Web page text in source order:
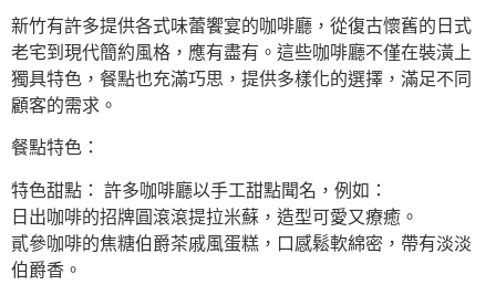
新竹有許多提供各式味蕾饗宴的咖啡廳，從復古懷舊的日式
老宅到現代簡約風格，應有盡有。這些咖啡廳不僅在裝潢上
獨具特色，餐點也充滿巧思，提供多樣化的選擇，滿足不同
顧客的需求。
餐點特色：
特色甜點： 許多咖啡廳以手工甜點聞名，例如：
日出咖啡的招牌圓滾滾提拉米蘇，造型可愛又療癒。
貳參咖啡的焦糖伯爵茶戚風蛋糕，口感鬆軟綿密，帶有淡淡
伯爵香。